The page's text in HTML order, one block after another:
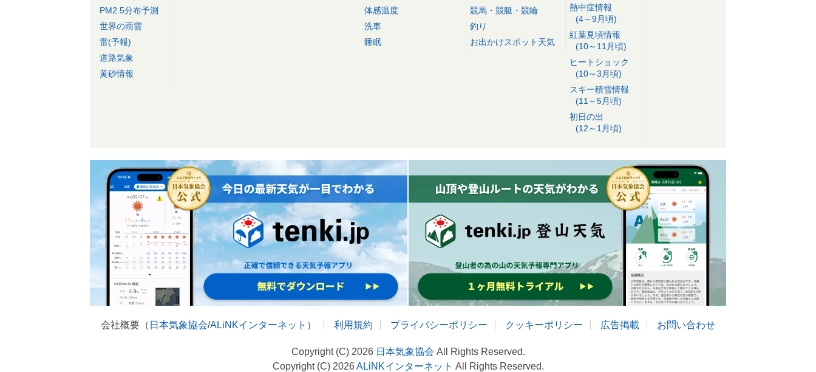
PM2.5分布予測
世界の雨雲
雷(予報)
道路気象
黄砂情報
体感温度
洗車
睡眠
競馬・競艇・競輪
釣り
お出かけスポット天気
熱中症情報
(4～9月頃)
紅葉見頃情報
(10～11月頃)
ヒートショック
(10～3月頃)
スキー積雪情報
(11～5月頃)
初日の出
(12～1月頃)
会社概要（ 日本気象協会/ALiNKインターネット ） 利用規約 プライバシーポリシー クッキーポリシー 広告掲載 お問い合わせ
Copyright (C) 2026 日本気象協会 All Rights Reserved.
Copyright (C) 2026ALiNKインターネット All Rights Reserved.